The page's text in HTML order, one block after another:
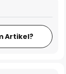
Artikel?